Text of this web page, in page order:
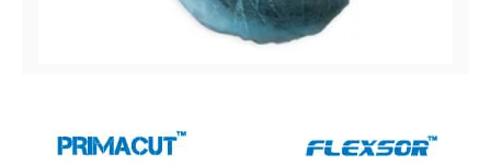
Easy Breezy™
Couvre-barbe en polypropylène (PP)